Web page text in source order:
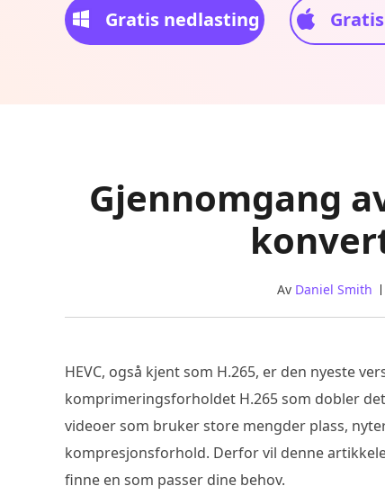
Gratis nedlasting
Gjennomgang
Av Daniel Smith
HEVC, også kjent som H.265, er den nyeste
komprimeringsforholdet H.265 som dobler
videoer som bruker store mengder plass,
kompresjonsforhold. Derfor vil denne
finne en som passer dine behov.